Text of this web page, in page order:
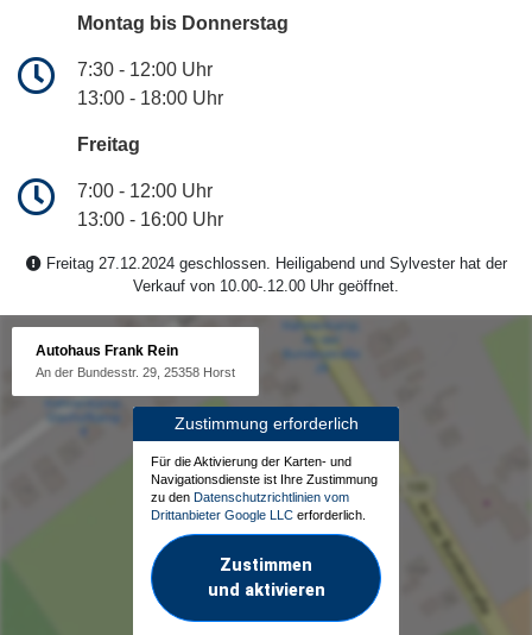
Montag bis Donnerstag
7:30 - 12:00 Uhr
13:00 - 18:00 Uhr
Freitag
7:00 - 12:00 Uhr
13:00 - 16:00 Uhr
Freitag 27.12.2024 geschlossen. Heiligabend und Sylvester hat der
Verkauf von 10.00-.12.00 Uhr geöffnet.
Autohaus Frank Rein
An der Bundesstr. 29, 25358 Horst
Zustimmung erforderlich
Für die Aktivierung der Karten- und
Navigationsdienste ist Ihre Zustimmung
zu den Datenschutzrichtlinien vom
Drittanbieter Google LLC erforderlich.
Zustimmen
und aktivieren